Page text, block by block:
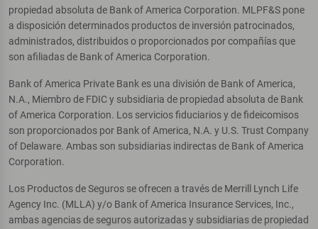
propiedad absoluta de Bank of America Corporation. MLPF&S pone
a disposición determinados productos de inversión patrocinados,
administrados, distribuidos o proporcionados por compañías que
son afiliadas de Bank of America Corporation.
Bank of America Private Bank es una división de Bank of America,
N.A., Miembro de FDIC y subsidiaria de propiedad absoluta de Bank
of America Corporation. Los servicios fiduciarios y de fideicomisos
son proporcionados por Bank of America, N.A. y U.S. Trust Company
of Delaware. Ambas son subsidiarias indirectas de Bank of America
Corporation.
Los Productos de Seguros se ofrecen a través de Merrill Lynch Life
Agency Inc. (MLLA) y/o Bank of America Insurance Services, Inc.,
ambas agencias de seguros autorizadas y subsidiarias de propiedad